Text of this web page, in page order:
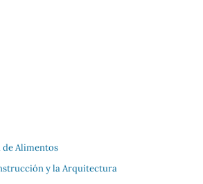
de Alimentos
y la Arquitectura